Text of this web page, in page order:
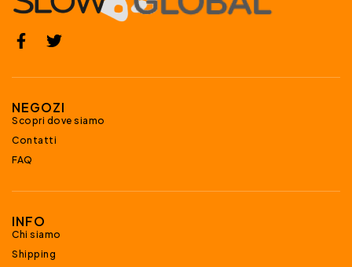
NEGOZI
Scopri dove siamo
Contatti
FAQ
INFO
Chi siamo
Shipping